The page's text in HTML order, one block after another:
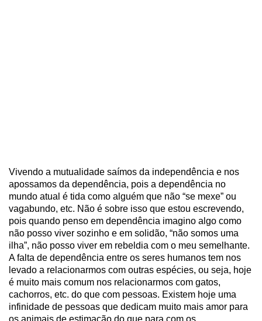
Vivendo a mutualidade saímos da independência e nos
apossamos da dependência, pois a dependência no
mundo atual é tida como alguém que não “se mexe” ou
vagabundo, etc. Não é sobre isso que estou escrevendo,
pois quando penso em dependência imagino algo como
não posso viver sozinho e em solidão, “não somos uma
ilha”, não posso viver em rebeldia com o meu semelhante.
A falta de dependência entre os seres humanos tem nos
levado a relacionarmos com outras espécies, ou seja, hoje
é muito mais comum nos relacionarmos com gatos,
cachorros, etc. do que com pessoas. Existem hoje uma
infinidade de pessoas que dedicam muito mais amor para
os animais de estimação do que para com os